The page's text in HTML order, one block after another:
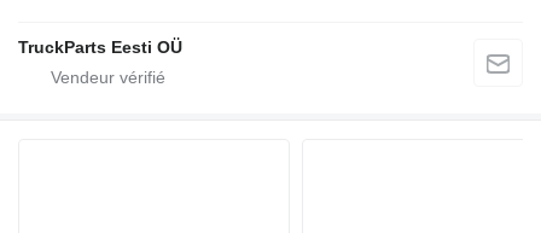
TruckParts Eesti OÜ